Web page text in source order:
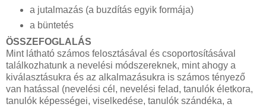
a jutalmazás (a buzdítás egyik formája)
a büntetés
ÖSSZEFOGLALÁS
Mint látható számos felosztásával és csoportosításával
találkozhatunk a nevelési módszereknek, mint ahogy a
kiválasztásukra és az alkalmazásukra is számos tényező
van hatással (nevelési cél, nevelési felad, tanulók életkora,
tanulók képességei, viselkedése, tanulók szándéka, a